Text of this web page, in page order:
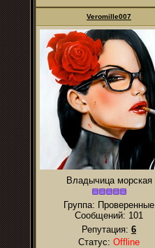
Veromille007
Владычица морская
Группа: Проверенные
Сообщений: 101
Репутация: 6
Статус: Offline